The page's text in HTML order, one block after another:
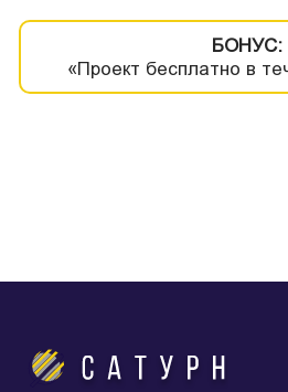
БОНУС:
«Проект бесплатно в